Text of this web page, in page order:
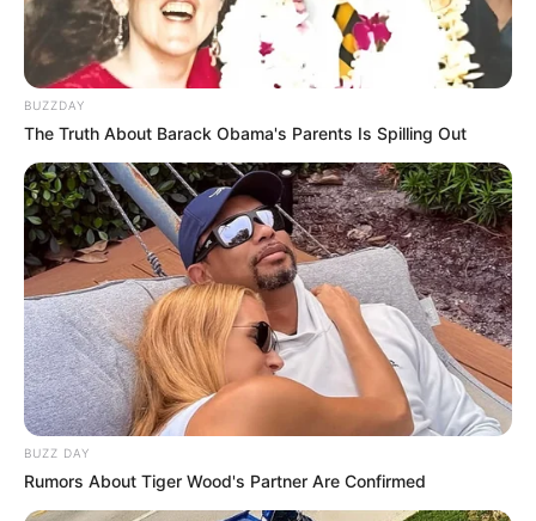
BUZZDAY
The Truth About Barack Obama's Parents Is Spilling Out
BUZZ DAY
Rumors About Tiger Wood's Partner Are Confirmed